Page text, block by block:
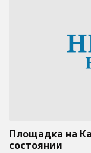
Площадка на
состоянии